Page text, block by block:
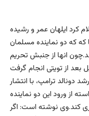
کرد ایلهان عمر و رشیده
که که دو نماینده مسلمان
انها از جنبش تحریم
بعد از تویتی انجام گرفت
ترامپ، با انتشار
از ورود این دو نماینده
کند.وی نوشته است: اگر